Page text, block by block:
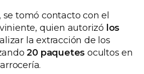
tomó contacto con el
quien autorizó los
la extracción de los
20 paquetes ocultos en